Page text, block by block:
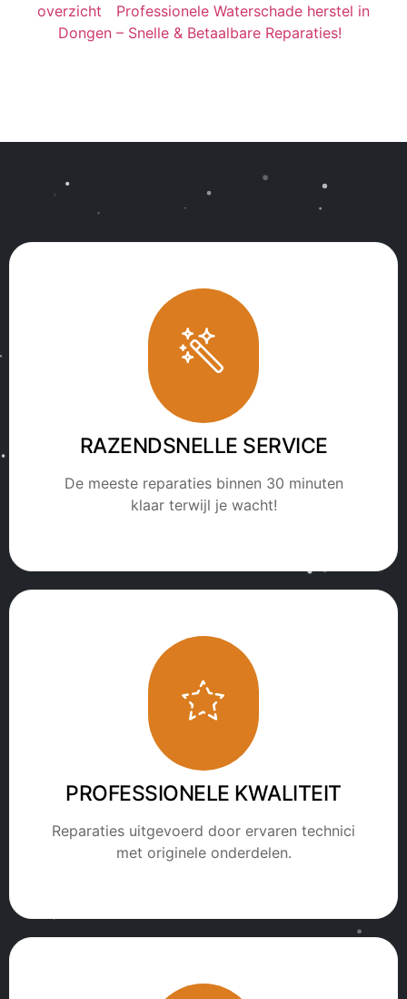
overzicht
Professionele Waterschade herstel in
Dongen – Snelle & Betaalbare Reparaties!
RAZENDSNELLE SERVICE
De meeste reparaties binnen 30 minuten
klaar terwijl je wacht!
PROFESSIONELE KWALITEIT
Reparaties uitgevoerd door ervaren technici
met originele onderdelen.